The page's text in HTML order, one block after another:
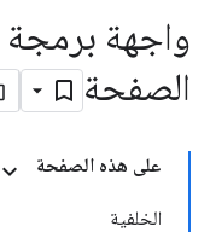
واجهة
الصفحة
على هذه الصفحة
الخلفية